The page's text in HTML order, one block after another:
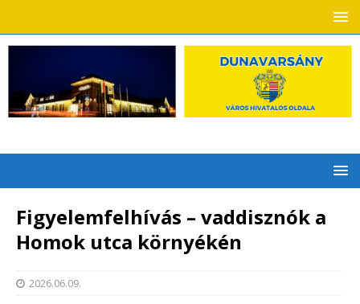
Figyelemfelhívás – vaddisznók a
Homok utca környékén
2026.06.09.